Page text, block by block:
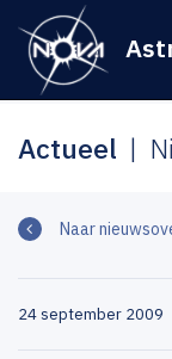
Actueel
Naar
24 september 2009